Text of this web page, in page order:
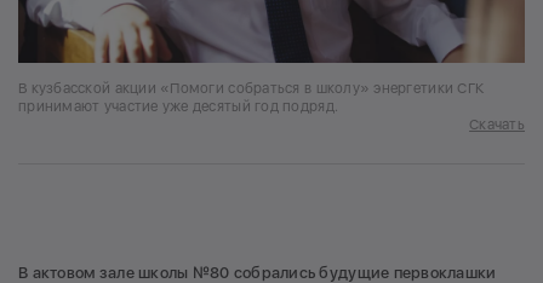
В кузбасской акции «Помоги собраться в школу» энергетики СГК
принимают участие уже десятый год подряд.
Скачать
В актовом зале школы №80 собрались будущие первоклашки